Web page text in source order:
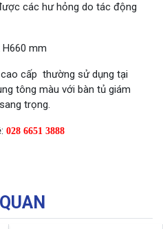
các hư hỏng do tác động
H660 mm
cấp thường sử dụng tại
tông màu với bàn tủ giám
trọng.
028 6651 3888